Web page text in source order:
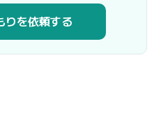
りを依頼する